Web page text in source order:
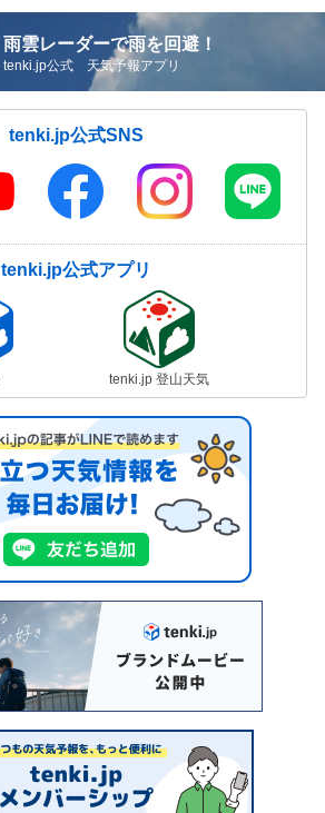
雨雲レーダーで雨を回避！
tenki.jp公式 天気予報アプリ
tenki.jp公式SNS
tenki.jp公式アプリ
tenki.jp 登山天気